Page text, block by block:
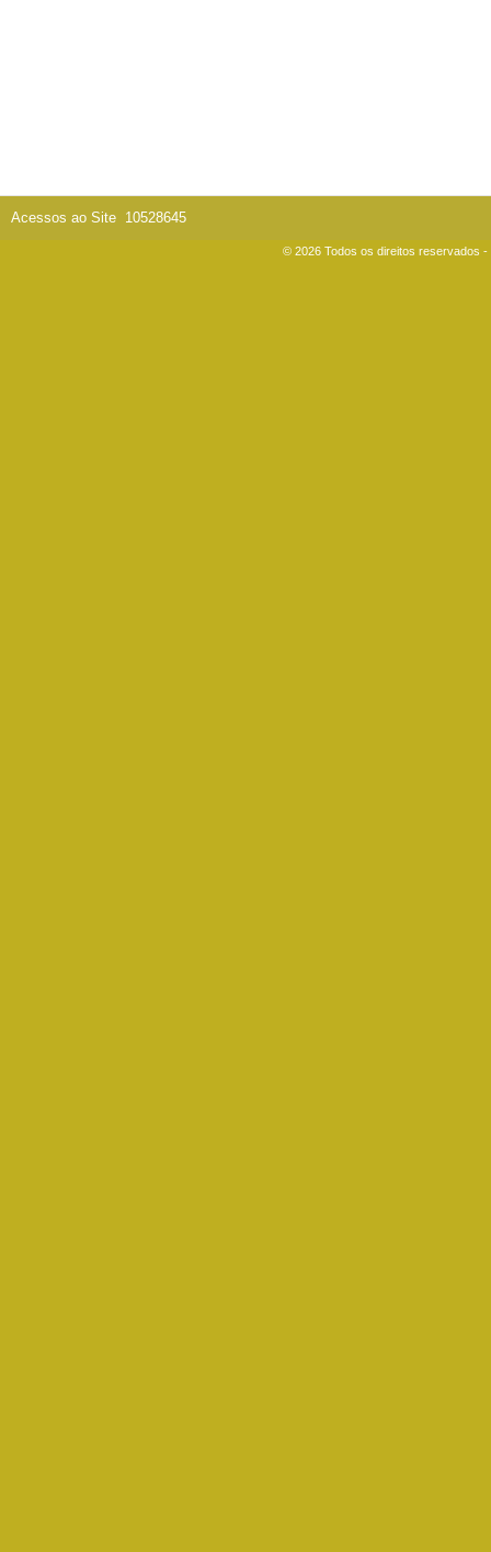
Acessos ao Site 10528645
© 2026 Todos os direitos reservados -